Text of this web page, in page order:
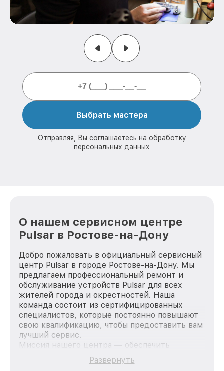
Выбрать мастера
Отправляя, Вы соглашаетесь на обработку
персональных данных
О нашем сервисном центре
Pulsar в Ростове-на-Дону
Добро пожаловать в официальный сервисный
центр Pulsar в городе Ростове-на-Дону. Мы
предлагаем профессиональный ремонт и
обслуживание устройств Pulsar для всех
жителей города и окрестностей. Наша
команда состоит из сертифицированных
специалистов, которые постоянно повышают
свою квалификацию, чтобы предоставить вам
лучший сервис.
Миссия нашего центра — обеспечить
качественный и доступный ремонт для
каждого пользователя продукции Pulsar, вне
Развернуть